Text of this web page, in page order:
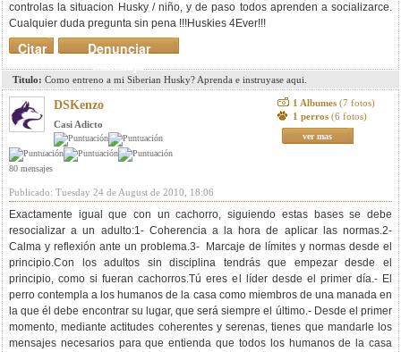
controlas la situacion Husky / niño, y de paso todos aprenden a socializarce.
Cualquier duda pregunta sin pena !!!Huskies 4Ever!!!
Denunciar
mensaje
Citar
Titulo: Como entreno a mi Siberian Husky? Aprenda e instruyase aqui.
DSKenzo
Casi Adicto
80 mensajes
1 Albumes (7 fotos)
1 perros (6 fotos)
ver mas
Publicado: Tuesday 24 de August de 2010, 18:06
Exactamente igual que con un cachorro, siguiendo estas bases se debe
resocializar a un adulto:1- Coherencia a la hora de aplicar las normas.2-
Calma y reflexión ante un problema.3- Marcaje de límites y normas desde el
principio.Con los adultos sin disciplina tendrás que empezar desde el
principio, como si fueran cachorros.Tú eres el líder desde el primer día.- El
perro contempla a los humanos de la casa como miembros de una manada en
la que él debe encontrar su lugar, que será siempre el último.- Desde el primer
momento, mediante actitudes coherentes y serenas, tienes que mandarle los
mensajes necesarios para que entienda que todos los humanos de la casa